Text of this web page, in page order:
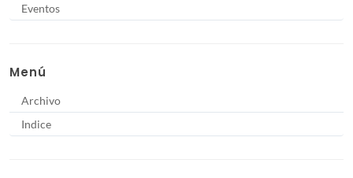
Eventos
Menú
Archivo
Indice